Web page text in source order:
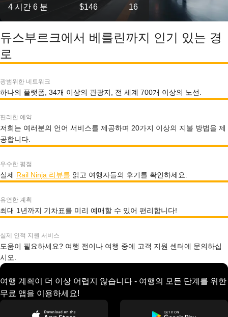
4 시간 6 분 $146 16
듀스부르크에서 베를린까지 인기 있는 경
로
광범위한 네트워크
하나의 플랫폼, 34개 이상의 관광지, 전 세계 700개 이상의 노선.
편리한 예약
저희는 여러분의 언어 서비스를 제공하며 20가지 이상의 지불 방법을 제
공합니다.
우수한 평점
실제 Rail Ninja 리뷰를 읽고 여행자들의 후기를 확인하세요.
유연한 계획
최대 1년까지 기차표를 미리 예매할 수 있어 편리합니다!
실제 인적 지원 서비스
도움이 필요하세요? 여행 전이나 여행 중에 고객 지원 센터에 문의하십
시오.
여행 계획이 더 이상 어렵지 않습니다 - 여행의 모든 단계를 위한
무료 앱을 이용하세요!